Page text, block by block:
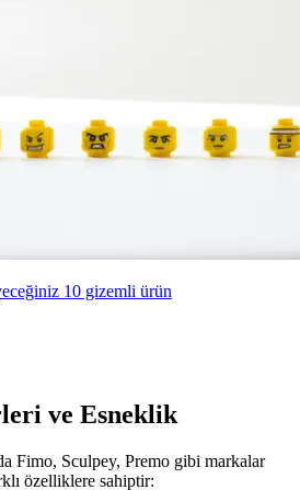
10 gizemli ürün
ve Esneklik
Fimo, Sculpey, Premo gibi markalar
özelliklere sahiptir: